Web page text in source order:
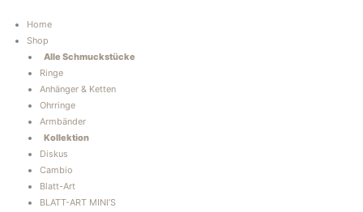
Inhalt
springen
Home
Shop
Alle Schmuckstücke
Ringe
Anhänger & Ketten
Ohrringe
Armbänder
Kollektion
Diskus
Cambio
Blatt-Art
BLATT-ART MINI’S